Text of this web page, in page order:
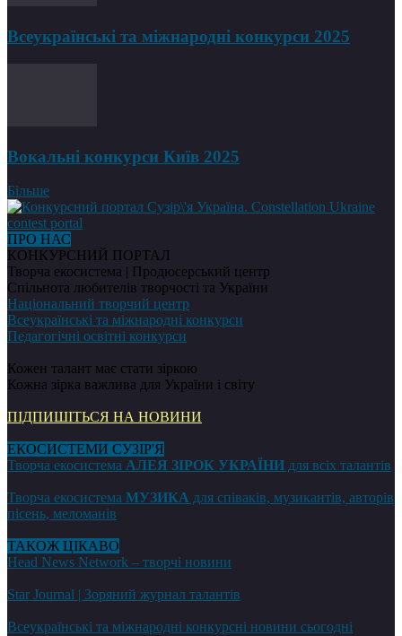
Всеукраїнські та міжнародні конкурси 2025
Вокальні конкурси Київ 2025
Більше
ПРО НАС
КОНКУРСНИЙ ПОРТАЛ
Творча екосистема | Продюсерський центр
Спільнота любителів творчості та України
Національний творчий центр
Всеукраїнські та міжнародні конкурси
Педагогічні освітні конкурси
Кожен талант має стати зіркою
Кожна зірка важлива для України і світу
ПІДПИШІТЬСЯ НА НОВИНИ
ЕКОСИСТЕМИ СУЗІР'Я
Творча екосистема АЛЕЯ ЗІРОК УКРАЇНИ для всіх талантів
Творча екосистема МУЗИКА для співаків, музикантів, авторів
пісень, меломанів
ТАКОЖ ЦІКАВО
Head News Network – творчі новини
Star Journal | Зоряний журнал талантів
Всеукраїнські та міжнародні конкурсні новини сьогодні